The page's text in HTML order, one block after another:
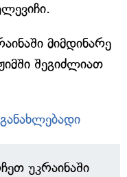
მიმდინარე
შეგიძლიათ
უკრაინაში